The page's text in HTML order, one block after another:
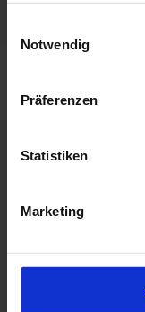
Notwendig
Präferenzen
Statistiken
Marketing